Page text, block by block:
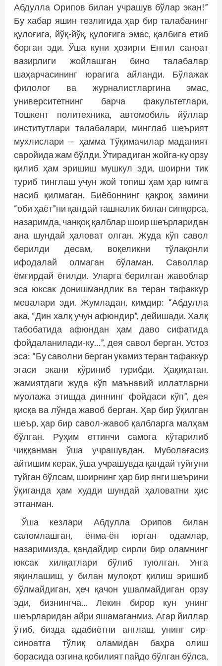
Абдулла Орипов билан учрашув бўлар экан!”
Бу хабар яшин тезлигида ҳар бир талабанинг
қулоғига, йўқ-йўқ, қулоғига эмас, қалбига етиб
борган эди. Ўша куни ҳозирги Енгил саноат
вазирлиги жойлашган бино талабалар
шаҳарчасининг юрагига айланди. Бўлажак
филолог ва журналистларгина эмас,
университетнинг барча факультетлари,
Тошкент политехника, автомобиль йўллар
институтлари талабалари, минглаб шеърият
мухлислари — ҳамма Тўқимачилар маданият
саройида жам бўлди. Ўтирадиган жойга-ку орзу
қилиб ҳам эришиш мушкул эди, шоирни тик
туриб тинглаш учун жой топиш ҳам ҳар кимга
насиб қилмаган. Биёбоннинг қақроқ замини
“оби ҳаёт”ни қандай ташналик билан сипқорса,
назаримда, чанқоқ қалблар шоир шеърларидан
ана шундай ҳаловат олган. Жуда кўп савол
берилди десам, воқеликни тўлақонли
ифодалай олмаган бўламан. Саволлар
ёмғирдай ёғилди. Уларга берилган жавоблар
эса юксак донишмандлик ва теран тафаккур
мевалари эди. Жумладан, кимдир: “Абдулла
ака, “Дин халқ учун афюндир”, дейишади. Халқ
табобатида афюндан ҳам даво сифатида
фойдаланилади-ку…”, дея савол берган. Устоз
эса: “Бу саволни берган укамиз теран тафаккур
эгаси экани кўриниб турибди. Ҳақиқатан,
жамиятдаги жуда кўп маънавий иллатларни
муолажа этишда диннинг фойдаси кўп”, дея
қисқа ва лўнда жавоб берган. Ҳар бир ўқилган
шеър, ҳар бир савол-жавоб қалбларга малҳам
бўлган. Руҳим еттинчи самога кўтарилиб
чиққанман ўша учрашувдан. Муболағасиз
айтишим керак, ўша учрашувда қандай туйғуни
туйган бўлсам, шоирнинг ҳар бир янги шеърини
ўқиганда ҳам худди шундай ҳаловатни ҳис
этганман.
Ўша кезлари Абдулла Орипов билан
саломлашган, ёнма-ён юрган одамлар,
назаримизда, қандайдир сир­­ли бир оламнинг
юксак хилқатлари бўлиб туюлган. Унга
яқинлашиш, у билан мулоқот қилиш эришиб
бўлмайдиган, ҳеч қачон ушалмайдиган орзу
эди, бизнингча… Лекин бирор кун унинг
шеърларидан айри яшамаганмиз. Агар йиллар
ўтиб, бизда адабиётни англаш, унинг сир-
синоатга тўлиқ оламидан баҳра олиш
борасида озгина қобилият пайдо бўлган бўлса,